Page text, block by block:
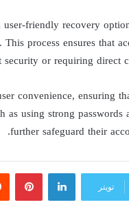
friendly recovery
process ensures that
or requiring direct
convenience, ensuring
using strong passwords
further safeguard their
تويتر
لينكدإن